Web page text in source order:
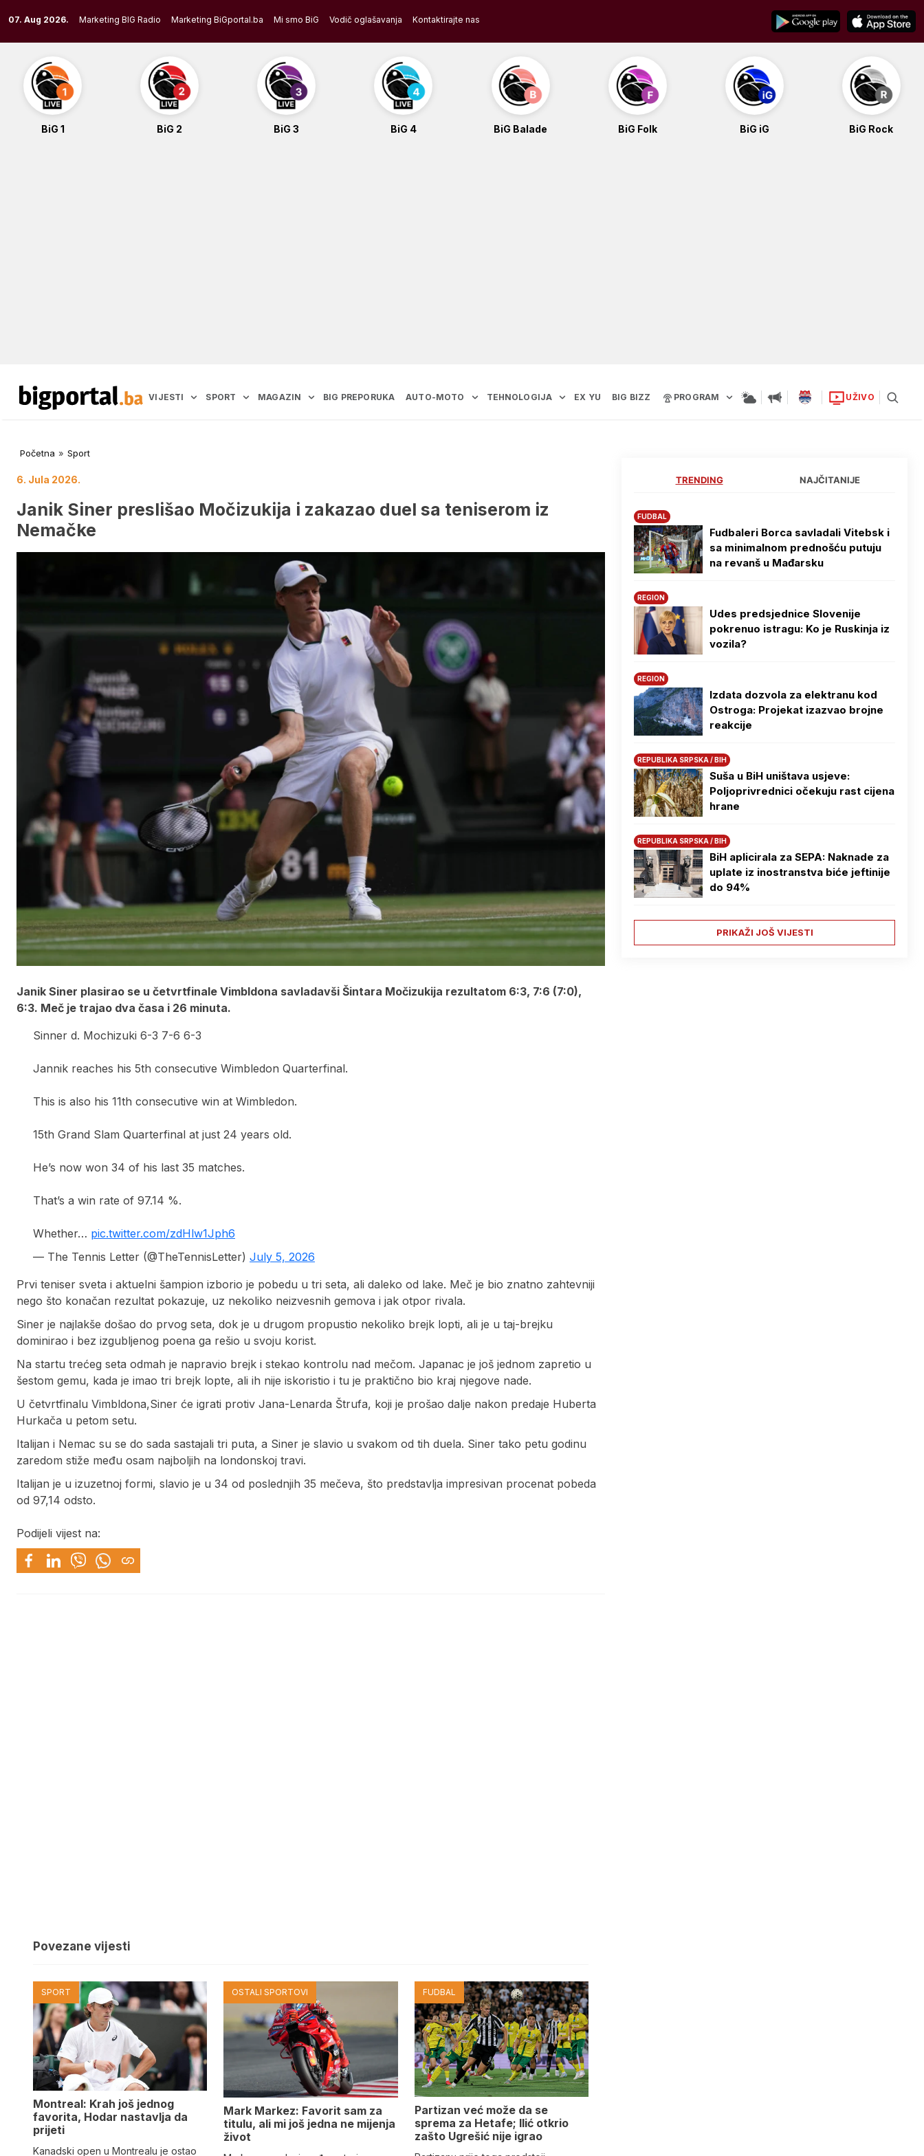
to
content
07. Aug 2026. Marketing BIG Radio Marketing BiGportal.ba Mi smo BiG Vodič oglašavanja Kontaktirajte nas
BiG 1 BiG 2 BiG 3 BiG 4 BiG Balade BiG Folk BiG iG BiG Rock
VIJESTI SPORT MAGAZIN BIG PREPORUKA AUTO-MOTO TEHNOLOGIJA EX YU BIG BIZZ PROGRAM UŽIVO
Početna » Sport
6. Jula 2026.
Janik Siner preslišao Močizukija i zakazao duel sa teniserom iz
Nemačke
Janik Siner plasirao se u četvrtfinale Vimbldona savladavši Šintara Močizukija rezultatom 6:3, 7:6 (7:0),
6:3. Meč je trajao dva časa i 26 minuta.
Sinner d. Mochizuki 6-3 7-6 6-3
Jannik reaches his 5th consecutive Wimbledon Quarterfinal.
This is also his 11th consecutive win at Wimbledon.
15th Grand Slam Quarterfinal at just 24 years old.
He’s now won 34 of his last 35 matches.
That’s a win rate of 97.14 %.
Whether… pic.twitter.com/zdHlw1Jph6
— The Tennis Letter (@TheTennisLetter) July 5, 2026
Prvi teniser sveta i aktuelni šampion izborio je pobedu u tri seta, ali daleko od lake. Meč je bio znatno zahtevniji
nego što konačan rezultat pokazuje, uz nekoliko neizvesnih gemova i jak otpor rivala.
Siner je najlakše došao do prvog seta, dok je u drugom propustio nekoliko brejk lopti, ali je u taj-brejku
dominirao i bez izgubljenog poena ga rešio u svoju korist.
Na startu trećeg seta odmah je napravio brejk i stekao kontrolu nad mečom. Japanac je još jednom zapretio u
šestom gemu, kada je imao tri brejk lopte, ali ih nije iskoristio i tu je praktično bio kraj njegove nade.
U četvrtfinalu Vimbldona,Siner će igrati protiv Jana-Lenarda Štrufa, koji je prošao dalje nakon predaje Huberta
Hurkača u petom setu.
Italijan i Nemac su se do sada sastajali tri puta, a Siner je slavio u svakom od tih duela. Siner tako petu godinu
zaredom stiže među osam najboljih na londonskoj travi.
Italijan je u izuzetnoj formi, slavio je u 34 od poslednjih 35 mečeva, što predstavlja impresivan procenat pobeda
od 97,14 odsto.
Podijeli vijest na:
Povezane vijesti
SPORT
Montreal: Krah još jednog
favorita, Hodar nastavlja da
prijeti
Kanadski open u Montrealu je ostao
OSTALI SPORTOVI
Mark Markez: Favorit sam za
titulu, ali mi još jedna ne mijenja
život
FUDBAL
Partizan već može da se
sprema za Hetafe; Ilić otkrio
zašto Ugrešić nije igrao
TRENDING NAJČITANIJE
FUDBAL
Fudbaleri Borca savladali Vitebsk i
sa minimalnom prednošću putuju
na revanš u Mađarsku
REGION
Udes predsjednice Slovenije
pokrenuo istragu: Ko je Ruskinja iz
vozila?
REGION
Izdata dozvola za elektranu kod
Ostroga: Projekat izazvao brojne
reakcije
REPUBLIKA SRPSKA / BIH
Suša u BiH uništava usjeve:
Poljoprivrednici očekuju rast cijena
hrane
REPUBLIKA SRPSKA / BIH
BiH aplicirala za SEPA: Naknade za
uplate iz inostranstva biće jeftinije
do 94%
PRIKAŽI JOŠ VIJESTI